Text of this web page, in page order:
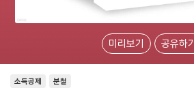
미리보기 공유하기
소득공제 분철